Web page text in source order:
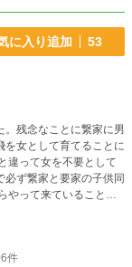
に入り追加 53
残念なことに繋家に男
を女として育てることに
って女を不要として
ず繋家と要家の子供同
やって来ていること。
荼泉（かなめ と
ることになる。が、
のか､伝統を破り､性別
件